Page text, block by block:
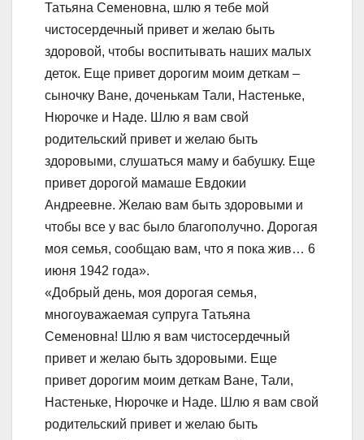
Татьяна Семеновна, шлю я тебе мой
чистосердечный привет и желаю быть
здоровой, чтобы воспитывать наших малых
деток. Еще привет дорогим моим деткам –
сыночку Ване, доченькам Тали, Настеньке,
Нюрочке и Наде. Шлю я вам свой
родительский привет и желаю быть
здоровыми, слушаться маму и бабушку. Еще
привет дорогой мамаше Евдокии
Андреевне. Желаю вам быть здоровыми и
чтобы все у вас было благополучно. Дорогая
моя семья, сообщаю вам, что я пока жив… 6
июня 1942 года».
«Добрый день, моя дорогая семья,
многоуважаемая супруга Татьяна
Семеновна! Шлю я вам чистосердечный
привет и желаю быть здоровыми. Еще
привет дорогим моим деткам Ване, Тали,
Настеньке, Нюрочке и Наде. Шлю я вам свой
родительский привет и желаю быть